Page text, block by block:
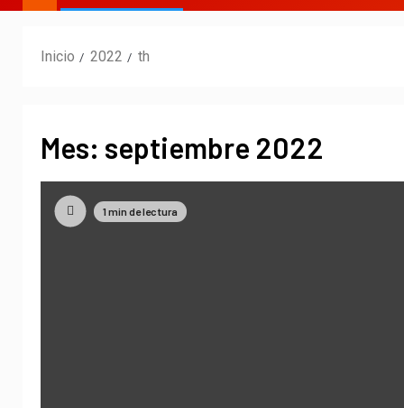
Inicio 2022 th
Mes: septiembre 2022
1 min de lectura